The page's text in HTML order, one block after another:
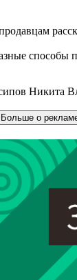
способы
Никита
Больше о